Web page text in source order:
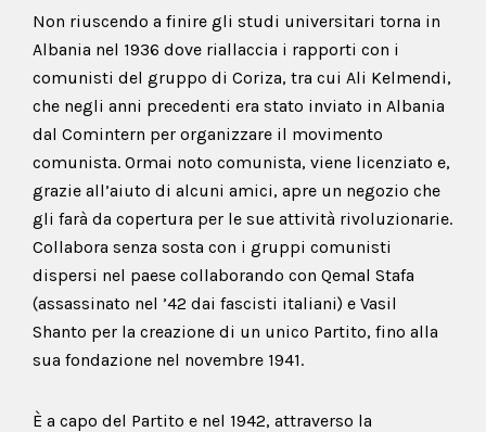
Non riuscendo a finire gli studi universitari torna in
Albania nel 1936 dove riallaccia i rapporti con i
comunisti del gruppo di Coriza, tra cui Ali Kelmendi,
che negli anni precedenti era stato inviato in Albania
dal Comintern per organizzare il movimento
comunista. Ormai noto comunista, viene licenziato e,
grazie all’aiuto di alcuni amici, apre un negozio che
gli farà da copertura per le sue attività rivoluzionarie.
Collabora senza sosta con i gruppi comunisti
dispersi nel paese collaborando con Qemal Stafa
(assassinato nel ’42 dai fascisti italiani) e Vasil
Shanto per la creazione di un unico Partito, fino alla
sua fondazione nel novembre 1941.
È a capo del Partito e nel 1942, attraverso la